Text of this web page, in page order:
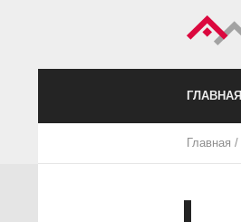
ГЛАВНАЯ
Главная /